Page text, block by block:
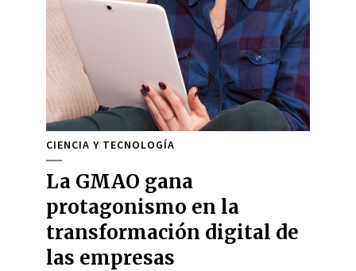
CIENCIA Y TECNOLOGÍA
La GMAO gana
protagonismo en la
transformación digital de
las empresas